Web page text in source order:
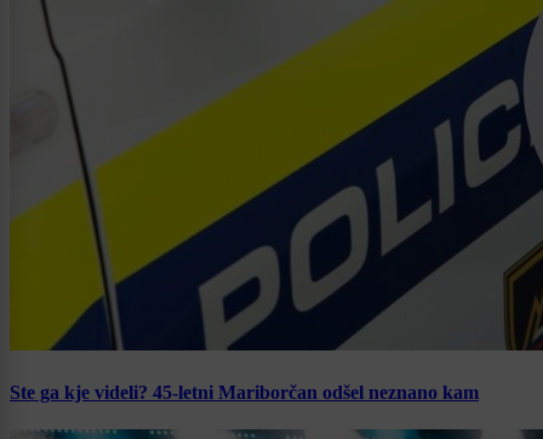
Ste ga kje videli? 45-letni Mariborčan odšel neznano kam